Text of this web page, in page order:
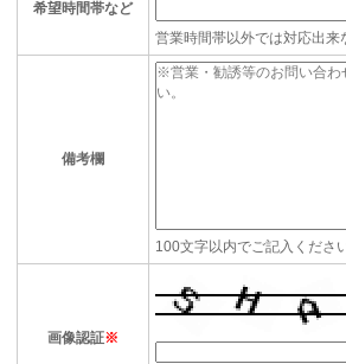
希望時間帯など
営業時間帯以外では対応出来
備考欄
100文字以内でご記入ください
画像認証※